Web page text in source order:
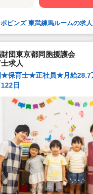
は出産などに合わせて産休育休取
ピンズ 東武練馬ルームの求
団東京都同胞援護会
求人
★保育士★正社員★月給
日